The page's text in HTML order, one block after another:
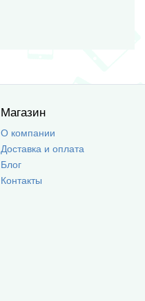
Магазин
О компании
Доставка и оплата
Блог
Контакты